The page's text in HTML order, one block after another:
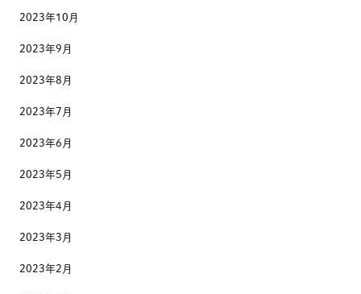
2023年10月
2023年9月
2023年8月
2023年7月
2023年6月
2023年5月
2023年4月
2023年3月
2023年2月